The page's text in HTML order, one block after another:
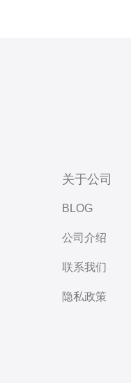
关于公司
BLOG
公司介绍
联系我们
隐私政策